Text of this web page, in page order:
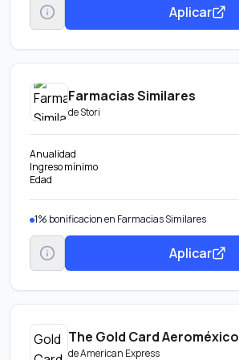
Aplicar
Farmacias Similares
deStori
Anualidad
Ingreso mínimo
Edad
1% bonificacion en Farmacias Similares
Aplicar
The Gold Card Aeroméxico
deAmerican Express